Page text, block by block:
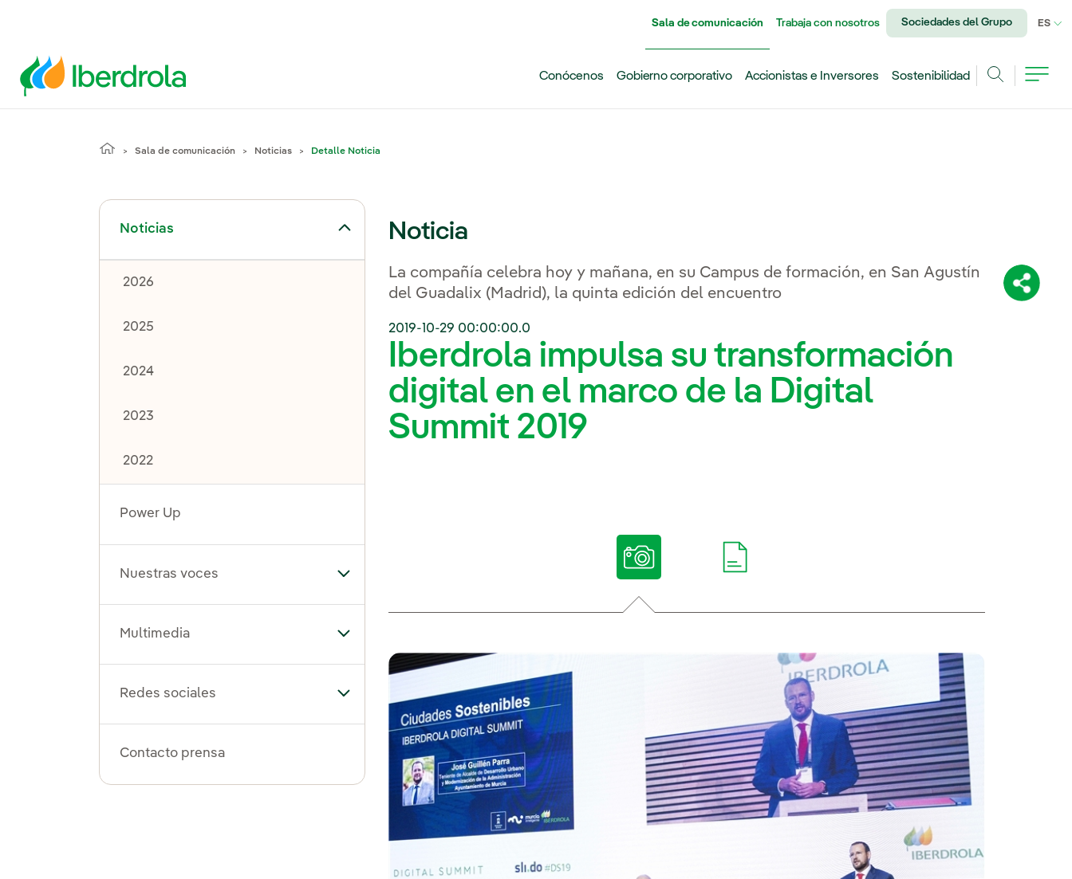
Sala de comunicación Trabaja con nosotros Sociedades del Grupo ES
Conócenos Gobierno corporativo Accionistas e Inversores
Sostenibilidad
Sala de comunicación Noticias Detalle Noticia
Noticias
Alternar el submenú para Noticias
2026
2025
2024
2023
2022
Power Up
Nuestras voces Alternar el submenú para Nuestras voces
Multimedia Alternar el submenú para Multimedia
Redes sociales Alternar el submenú para Redes sociales
Contacto prensa
Noticia
La compañía celebra hoy y mañana, en su Campus de formación, en San Agustín
del Guadalix (Madrid), la quinta edición del encuentro
2019-10-29 00:00:00.0
Iberdrola impulsa su transformación
digital en el marco de la Digital
Summit 2019